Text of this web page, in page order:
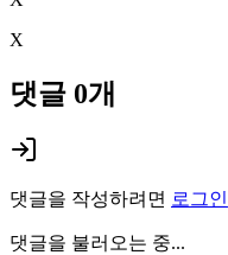
X
댓글 0개
댓글을 작성하려면 로그인
댓글을 불러오는 중...